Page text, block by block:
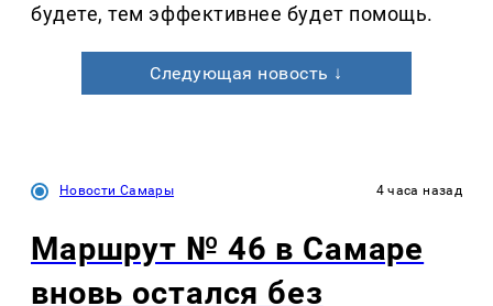
будете, тем эффективнее будет помощь.
Следующая новость ↓
Новости Самары 4 часа назад
Маршрут № 46 в Самаре
вновь остался без